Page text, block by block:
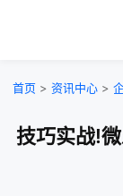
首页 > 资讯中心 >
技巧实战!